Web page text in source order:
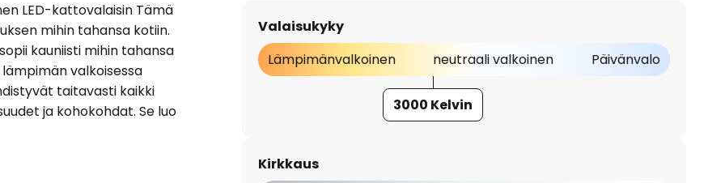
LED-kattovalaisin Tämä
mihin tahansa kotiin.
kauniisti mihin tahansa
valkoisessa
taitavasti kaikki
ja kohokohdat. Se luo
tunnelman ja on rikkaus
Valaisukyky
Lämpimänvalkoinen
neutraali valkoinen Päivänvalo
3000 Kelvin
Kirkkaus